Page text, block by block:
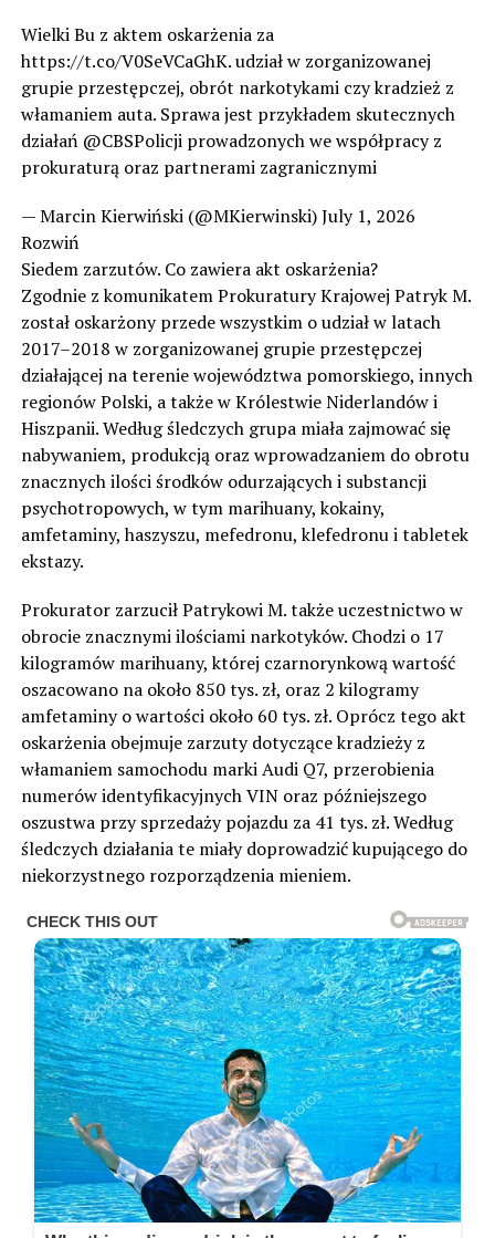
Wielki Bu z aktem oskarżenia za
https://t.co/V0SeVCaGhK. udział w zorganizowanej
grupie przestępczej, obrót narkotykami czy kradzież z
włamaniem auta. Sprawa jest przykładem skutecznych
działań @CBSPolicji prowadzonych we współpracy z
prokuraturą oraz partnerami zagranicznymi
— Marcin Kierwiński (@MKierwinski) July 1, 2026
Rozwiń
Siedem zarzutów. Co zawiera akt oskarżenia?
Zgodnie z komunikatem Prokuratury Krajowej Patryk M.
został oskarżony przede wszystkim o udział w latach
2017–2018 w zorganizowanej grupie przestępczej
działającej na terenie województwa pomorskiego, innych
regionów Polski, a także w Królestwie Niderlandów i
Hiszpanii. Według śledczych grupa miała zajmować się
nabywaniem, produkcją oraz wprowadzaniem do obrotu
znacznych ilości środków odurzających i substancji
psychotropowych, w tym marihuany, kokainy,
amfetaminy, haszyszu, mefedronu, klefedronu i tabletek
ekstazy.
Prokurator zarzucił Patrykowi M. także uczestnictwo w
obrocie znacznymi ilościami narkotyków. Chodzi o 17
kilogramów marihuany, której czarnorynkową wartość
oszacowano na około 850 tys. zł, oraz 2 kilogramy
amfetaminy o wartości około 60 tys. zł. Oprócz tego akt
oskarżenia obejmuje zarzuty dotyczące kradzieży z
włamaniem samochodu marki Audi Q7, przerobienia
numerów identyfikacyjnych VIN oraz późniejszego
oszustwa przy sprzedaży pojazdu za 41 tys. zł. Według
śledczych działania te miały doprowadzić kupującego do
niekorzystnego rozporządzenia mieniem.